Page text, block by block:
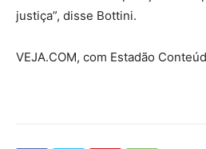
justiça”, disse Bottini.
VEJA.COM, com Estadão